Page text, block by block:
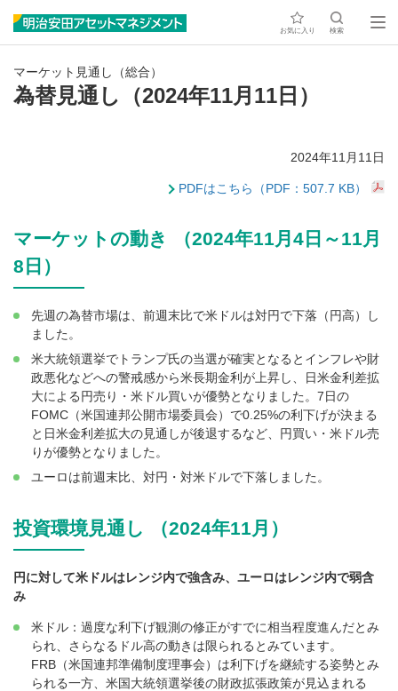
お気に入り 検索
マーケット見通し（総合）
為替見通し（2024年11月11日）
2024年11月11日
PDFはこちら（PDF：507.7 KB）
マーケットの動き （2024年11月4日～11月
8日）
先週の為替市場は、前週末比で米ドルは対円で下落（円高）し
ました。
米大統領選挙でトランプ氏の当選が確実となるとインフレや財
政悪化などへの警戒感から米長期金利が上昇し、日米金利差拡
大による円売り・米ドル買いが優勢となりました。7日の
FOMC（米国連邦公開市場委員会）で0.25%の利下げが決まる
と日米金利差拡大の見通しが後退するなど、円買い・米ドル売
りが優勢となりました。
ユーロは前週末比、対円・対米ドルで下落しました。
投資環境見通し （2024年11月）
円に対して米ドルはレンジ内で強含み、ユーロはレンジ内で弱含
み
米ドル：過度な利下げ観測の修正がすでに相当程度進んだとみ
られ、さらなるドル高の動きは限られるとみています。
FRB（米国連邦準備制度理事会）は利下げを継続する姿勢とみ
られる一方、米国大統領選挙後の財政拡張政策が見込まれる